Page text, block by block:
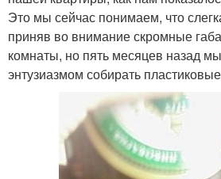
Это мы сейчас понимаем, что
приняв во внимание скромные
комнаты, но пять месяцев назад
энтузиазмом собирать